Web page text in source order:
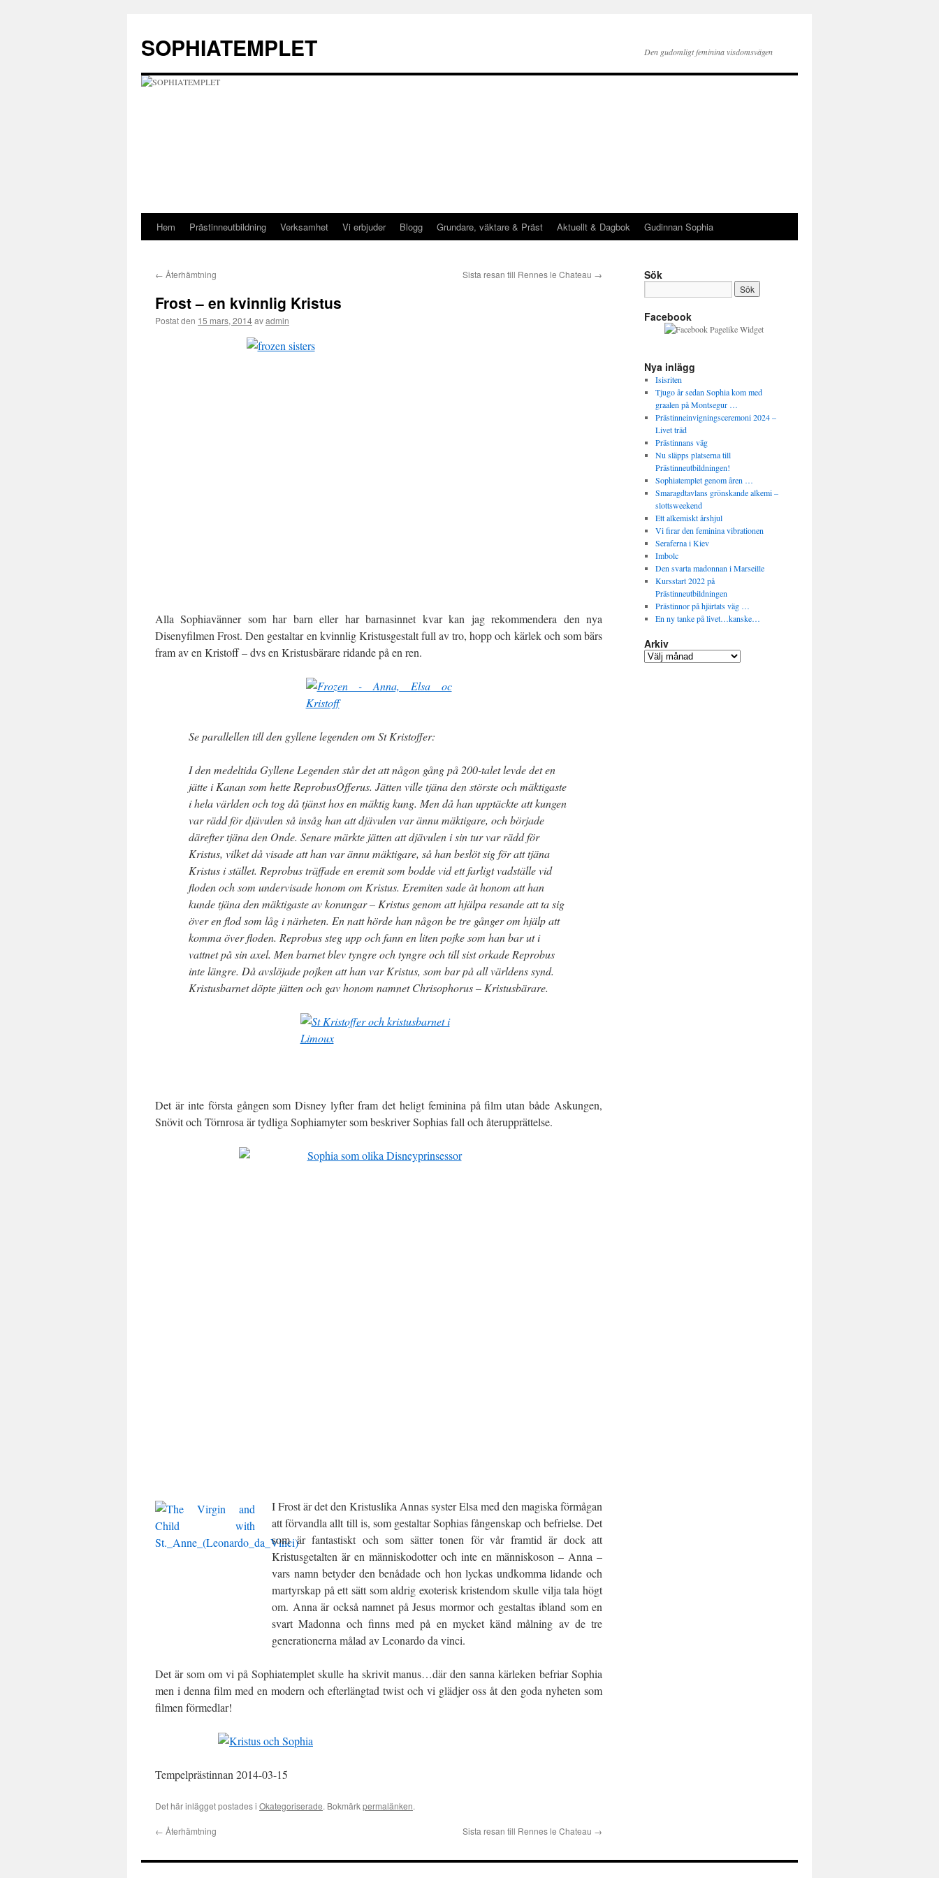
innehåll
SOPHIATEMPLET Den gudomligt feminina visdomsvägen
Hem Prästinneutbildning Verksamhet Vi erbjuder Blogg Grundare, väktare & Präst Aktuellt & Dagbok Gudinnan Sophia
← Återhämtning Sista resan till Rennes le Chateau →
Frost – en kvinnlig Kristus
Postat den 15 mars, 2014avadmin
Alla Sophiavänner som har barn eller har barnasinnet kvar kan jag rekommendera den nya
Disenyfilmen Frost. Den gestaltar en kvinnlig Kristusgestalt full av tro, hopp och kärlek och som bärs
fram av en Kristoff – dvs en Kristusbärare ridande på en ren.
Se parallellen till den gyllene legenden om St Kristoffer:
I den medeltida Gyllene Legenden står det att någon gång på 200-talet levde det en
jätte i Kanan som hette ReprobusOfferus. Jätten ville tjäna den störste och mäktigaste
i hela världen och tog då tjänst hos en mäktig kung. Men då han upptäckte att kungen
var rädd för djävulen så insåg han att djävulen var ännu mäktigare, och började
därefter tjäna den Onde. Senare märkte jätten att djävulen i sin tur var rädd för
Kristus, vilket då visade att han var ännu mäktigare, så han beslöt sig för att tjäna
Kristus i stället. Reprobus träffade en eremit som bodde vid ett farligt vadställe vid
floden och som undervisade honom om Kristus. Eremiten sade åt honom att han
kunde tjäna den mäktigaste av konungar – Kristus genom att hjälpa resande att ta sig
över en flod som låg i närheten. En natt hörde han någon be tre gånger om hjälp att
komma över floden. Reprobus steg upp och fann en liten pojke som han bar ut i
vattnet på sin axel. Men barnet blev tyngre och tyngre och till sist orkade Reprobus
inte längre. Då avslöjade pojken att han var Kristus, som bar på all världens synd.
Kristusbarnet döpte jätten och gav honom namnet Chrisophorus – Kristusbärare.
Det är inte första gången som Disney lyfter fram det heligt feminina på film utan både Askungen,
Snövit och Törnrosa är tydliga Sophiamyter som beskriver Sophias fall och återupprättelse.
I Frost är det den Kristuslika Annas syster Elsa med den magiska förmågan
att förvandla allt till is, som gestaltar Sophias fångenskap och befrielse. Det
som är fantastiskt och som sätter tonen för vår framtid är dock att
Kristusgetalten är en människodotter och inte en människoson – Anna –
vars namn betyder den benådade och hon lyckas undkomma lidande och
martyrskap på ett sätt som aldrig exoterisk kristendom skulle vilja tala högt
om. Anna är också namnet på Jesus mormor och gestaltas ibland som en
svart Madonna och finns med på en mycket känd målning av de tre
generationerna målad av Leonardo da vinci.
Det är som om vi på Sophiatemplet skulle ha skrivit manus…där den sanna kärleken befriar Sophia
men i denna film med en modern och efterlängtad twist och vi glädjer oss åt den goda nyheten som
filmen förmedlar!
Tempelprästinnan 2014-03-15
Det här inlägget postades i Okategoriserade. Bokmärkpermalänken.
← Återhämtning Sista resan till Rennes le Chateau →
Sök
Facebook
Nya inlägg
Isisriten
Tjugo år sedan Sophia kom med
graalen på Montsegur …
Prästinneinvigningsceremoni 2024 –
Livet träd
Prästinnans väg
Nu släpps platserna till
Prästinneutbildningen!
Sophiatemplet genom åren …
Smaragdtavlans grönskande alkemi –
slottsweekend
Ett alkemiskt årshjul
Vi firar den feminina vibrationen
Seraferna i Kiev
Imbolc
Den svarta madonnan i Marseille
Kursstart 2022 på
Prästinneutbildningen
Prästinnor på hjärtats väg …
En ny tanke på livet…kanske…
Arkiv
Arkiv